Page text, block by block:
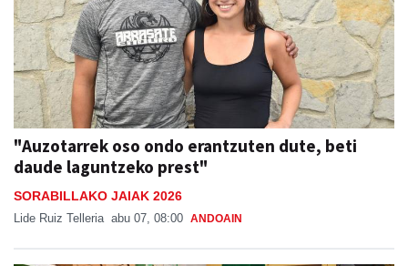
"Auzotarrek oso ondo erantzuten dute, beti
daude laguntzeko prest"
SORABILLAKO JAIAK 2026
Lide Ruiz Telleria abu 07, 08:00 ANDOAIN